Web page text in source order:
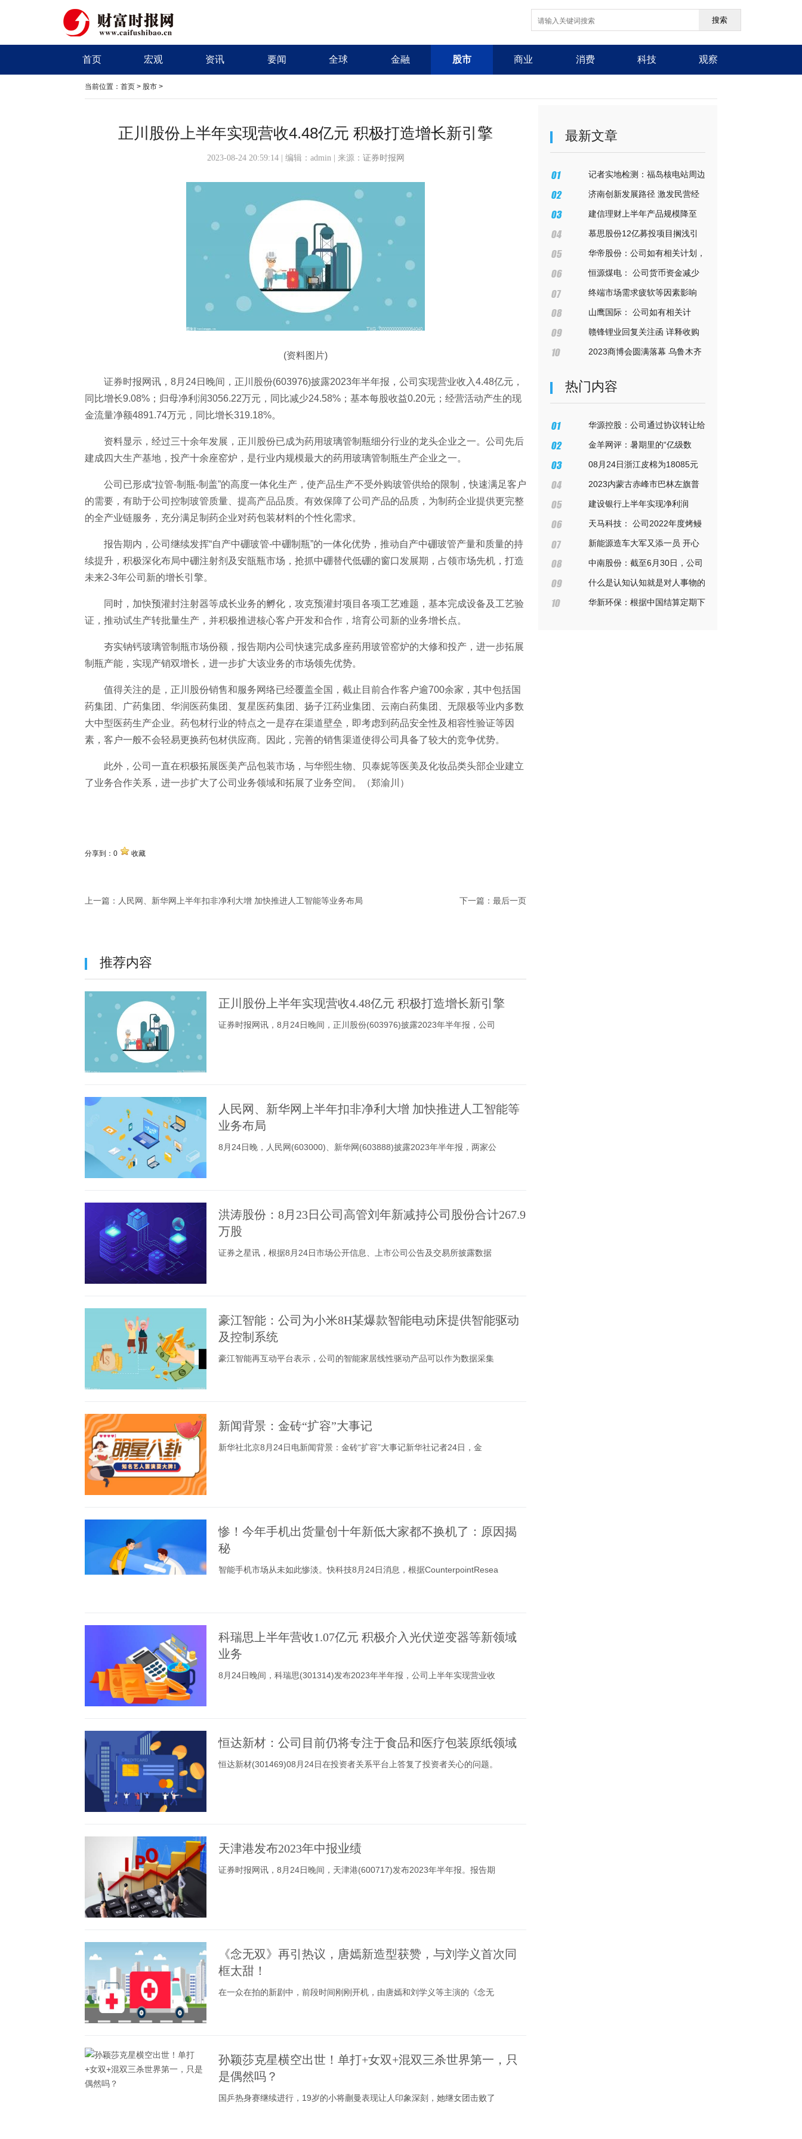
搜索
首页 宏观 资讯 要闻 全球 金融 股市 商业 消费 科技 观察
当前位置： 首页 > 股市 >
正川股份上半年实现营收4.48亿元 积极打造增长新引擎
2023-08-24 20:59:14 | 编辑：admin | 来源： 证券时报网
(资料图片)
证券时报网讯，8月24日晚间，正川股份(603976)披露2023年半年报，公司实现营业收入4.48亿元，
同比增长9.08%；归母净利润3056.22万元，同比减少24.58%；基本每股收益0.20元；经营活动产生的现
金流量净额4891.74万元，同比增长319.18%。
资料显示，经过三十余年发展，正川股份已成为药用玻璃管制瓶细分行业的龙头企业之一。公司先后
建成四大生产基地，投产十余座窑炉，是行业内规模最大的药用玻璃管制瓶生产企业之一。
公司已形成“拉管-制瓶-制盖”的高度一体化生产，使产品生产不受外购玻管供给的限制，快速满足客户
的需要，有助于公司控制玻管质量、提高产品品质。有效保障了公司产品的品质，为制药企业提供更完整
的全产业链服务，充分满足制药企业对药包装材料的个性化需求。
报告期内，公司继续发挥“自产中硼玻管-中硼制瓶”的一体化优势，推动自产中硼玻管产量和质量的持
续提升，积极深化布局中硼注射剂及安瓿瓶市场，抢抓中硼替代低硼的窗口发展期，占领市场先机，打造
未来2-3年公司新的增长引擎。
同时，加快预灌封注射器等成长业务的孵化，攻克预灌封项目各项工艺难题，基本完成设备及工艺验
证，推动试生产转批量生产，并积极推进核心客户开发和合作，培育公司新的业务增长点。
夯实钠钙玻璃管制瓶市场份额，报告期内公司快速完成多座药用玻管窑炉的大修和投产，进一步拓展
制瓶产能，实现产销双增长，进一步扩大该业务的市场领先优势。
值得关注的是，正川股份销售和服务网络已经覆盖全国，截止目前合作客户逾700余家，其中包括国
药集团、广药集团、华润医药集团、复星医药集团、扬子江药业集团、云南白药集团、无限极等业内多数
大中型医药生产企业。药包材行业的特点之一是存在渠道壁垒，即考虑到药品安全性及相容性验证等因
素，客户一般不会轻易更换药包材供应商。因此，完善的销售渠道使得公司具备了较大的竞争优势。
此外，公司一直在积极拓展医美产品包装市场，与华熙生物、贝泰妮等医美及化妆品类头部企业建立
了业务合作关系，进一步扩大了公司业务领域和拓展了业务空间。（郑渝川）
分享到： 0 收藏
上一篇： 人民网、新华网上半年扣非净利大增 加快推进人工智能等业务布局 最后一页
下一篇：
推荐内容
正川股份上半年实现营收4.48亿元 积极打造增长新引擎
证券时报网讯，8月24日晚间，正川股份(603976)披露2023年半年报，公司
人民网、新华网上半年扣非净利大增 加快推进人工智能等
业务布局
8月24日晚，人民网(603000)、新华网(603888)披露2023年半年报，两家公
洪涛股份：8月23日公司高管刘年新减持公司股份合计267.9
万股
证券之星讯，根据8月24日市场公开信息、上市公司公告及交易所披露数据
豪江智能：公司为小米8H某爆款智能电动床提供智能驱动
及控制系统
豪江智能再互动平台表示，公司的智能家居线性驱动产品可以作为数据采集
新闻背景：金砖“扩容”大事记
新华社北京8月24日电新闻背景：金砖“扩容”大事记新华社记者24日，金
惨！今年手机出货量创十年新低大家都不换机了：原因揭
秘
智能手机市场从未如此惨淡。快科技8月24日消息，根据CounterpointResea
科瑞思上半年营收1.07亿元 积极介入光伏逆变器等新领域
业务
8月24日晚间，科瑞思(301314)发布2023年半年报，公司上半年实现营业收
恒达新材：公司目前仍将专注于食品和医疗包装原纸领域
恒达新材(301469)08月24日在投资者关系平台上答复了投资者关心的问题。
天津港发布2023年中报业绩
证券时报网讯，8月24日晚间，天津港(600717)发布2023年半年报。报告期
《念无双》再引热议，唐嫣新造型获赞，与刘学义首次同
框太甜！
在一众在拍的新剧中，前段时间刚刚开机，由唐嫣和刘学义等主演的《念无
孙颖莎克星横空出世！单打+女双+混双三杀世界第一，只
是偶然吗？
国乒热身赛继续进行，19岁的小将蒯曼表现让人印象深刻，她继女团击败了
最新文章
记者实地检测：福岛核电站周边
最高辐射值为东京200倍
济南创新发展路径 激发民营经
济活力建信理财上半年产品规模降至
1.47万亿 净利同比降42.39%至
11.02亿
慕思股份12亿募投项目搁浅引
出举报往事，业绩“变脸”背后疑
似“圈钱”？
华帝股份：公司如有相关计划，
将按照相关法律法规的要求及时进
行审议披露
恒源煤电： 公司货币资金减少
主要是因为分红和购买理财产品，
公司贷款规模在逐年降低，感谢你
的关注
终端市场需求疲软等因素影响
纳芯微上半年净利同比下降
167.48%
山鹰国际： 公司如有相关计
划，会按照有关规定及时履行信息
披露义务
赣锋锂业回复关注函 详释收购
蒙金矿业作价合理性
2023商博会圆满落幕 乌鲁木齐
热门内容
华源控股：公司通过协议转让给
上海岱熹投资的股份交易，已向中
登公司提交股份过户申请，后续请
关注公司公告
金羊网评：暑期里的“亿级数
据”，勾勒中国经济新气象
08月24日浙江皮棉为18085元
2023内蒙古赤峰市巴林左旗普
通高校师范类全日制专科毕业生拟
聘用人员公示
建设银行上半年实现净利润
1672.95亿 同比增长3.12%
天马科技： 公司2022年度烤鳗
销量约1400吨，其中约90%出口，
主要出口到日本
新能源造车大军又添一员 开心
汽车并购茂林斯达交割完毕
中南股份：截至6月30日，公司
股东人数为90,499
什么是认知认知就是对人事物的
理解和认识，是对客观世界的理解
华新环保：根据中国结算定期下